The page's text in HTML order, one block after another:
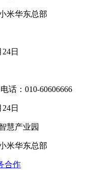
米华东总部
日
话：010-60606666
日
慧产业园
米华东总部
合作